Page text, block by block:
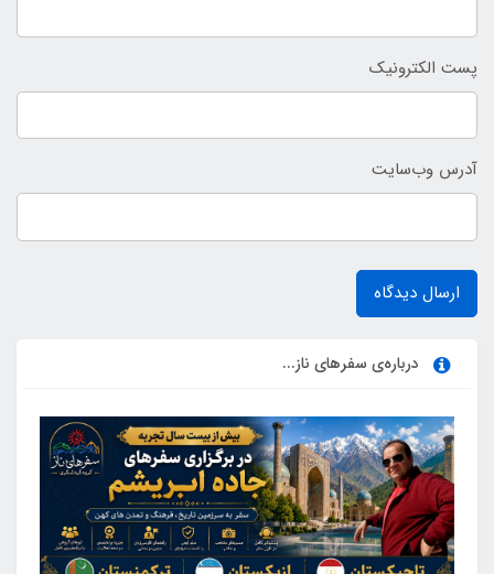
پست الکترونیک
آدرس وب‌سایت
ارسال دیدگاه
درباره‌ی سفرهای ناز...